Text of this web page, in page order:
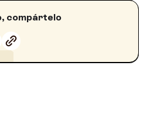
apego ansioso
frecuentes en
apego ansioso
asociados al
compártelo